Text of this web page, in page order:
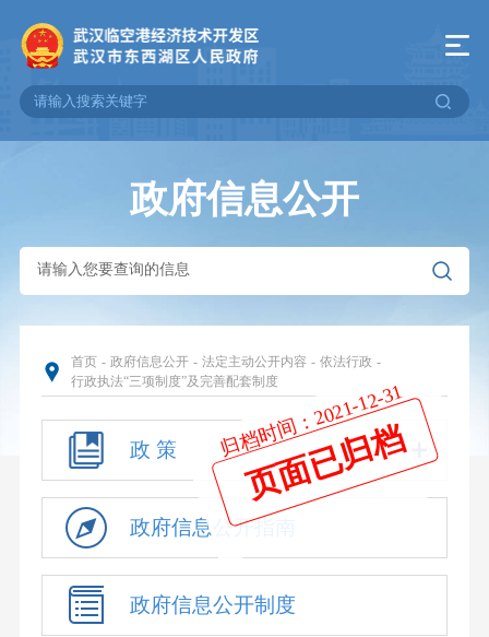
政府信息公开
首页 - 政府信息公开 - 法定主动公开内容 - 依法行政 -
行政执法“三项制度”及完善配套制度
政 策
政府信息公开指南
政府信息公开制度